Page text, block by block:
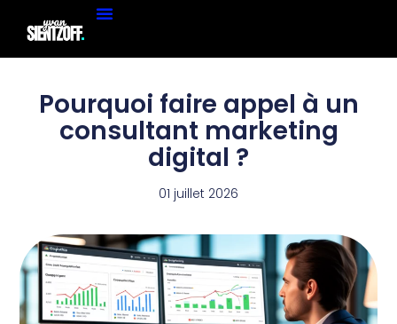
Pourquoi faire appel à un
consultant marketing
digital ?
01 juillet 2026